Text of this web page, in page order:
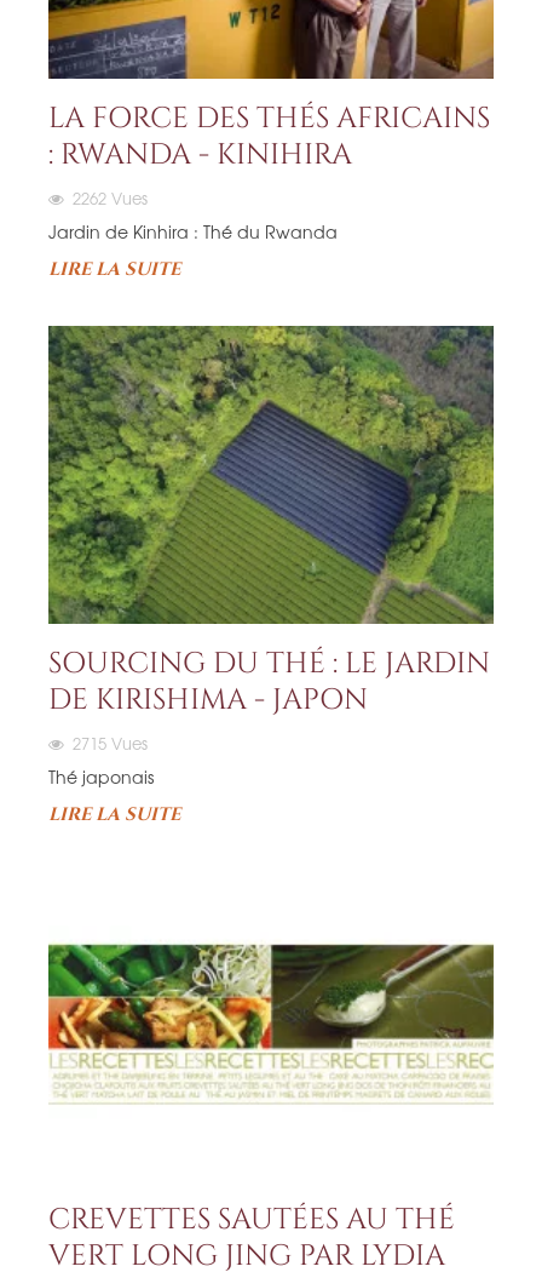
LA FORCE DES THÉS AFRICAINS
: RWANDA - KINIHIRA
2262 Vues
Jardin de Kinhira : Thé du Rwanda
LIRE LA SUITE
SOURCING DU THÉ : LE JARDIN
DE KIRISHIMA - JAPON
2715 Vues
Thé japonais
LIRE LA SUITE
CREVETTES SAUTÉES AU THÉ
VERT LONG JING PAR LYDIA